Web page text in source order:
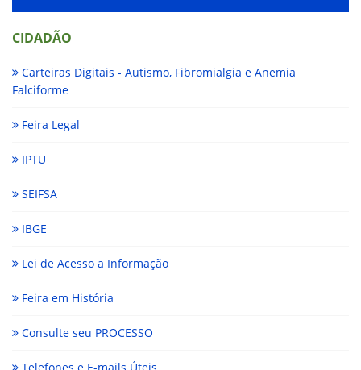
CIDADÃO
Carteiras Digitais - Autismo, Fibromialgia e Anemia
Falciforme
Feira Legal
IPTU
SEIFSA
IBGE
Lei de Acesso a Informação
Feira em História
Consulte seu PROCESSO